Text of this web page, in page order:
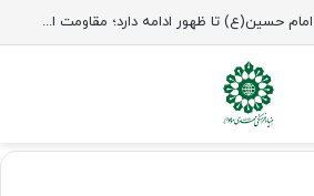
شیخ نعیم قاسم: راه امام حسین(ع) تا ظهور ادامه دارد؛ مقاومت از کربلا الهام می‌گیرد